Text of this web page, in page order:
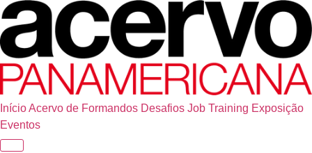
InícioAcervo de Formandos Desafios Job Training Exposição
Eventos